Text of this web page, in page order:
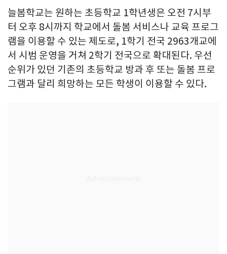
늘봄학교는 원하는 초등학교 1학년생은 오전 7시부
터 오후 8시까지 학교에서 돌봄 서비스나 교육 프로그
램을 이용할 수 있는 제도로, 1학기 전국 2963개교에
서 시범 운영을 거쳐 2학기 전국으로 확대된다. 우선
순위가 있던 기존의 초등학교 방과 후 또는 돌봄 프로
그램과 달리 희망하는 모든 학생이 이용할 수 있다.